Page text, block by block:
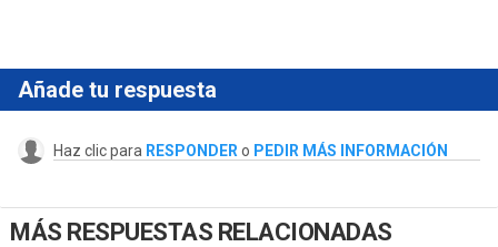
Añade tu respuesta
Haz clic para RESPONDER o PEDIR MÁS INFORMACIÓN
MÁS RESPUESTAS RELACIONADAS